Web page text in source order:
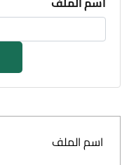
اسم الملف